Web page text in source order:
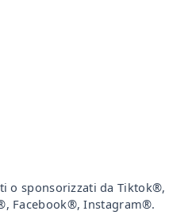
o sponsorizzati da Tiktok®,
Facebook®, Instagram®.